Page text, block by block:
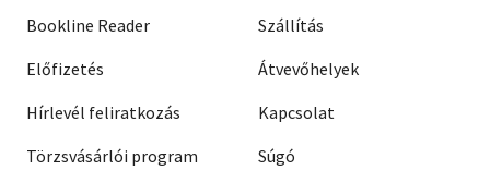
Bookline Reader
Előfizetés
Hírlevél feliratkozás
Törzsvásárlói program
Szállítás
Átvevőhelyek
Kapcsolat
Súgó